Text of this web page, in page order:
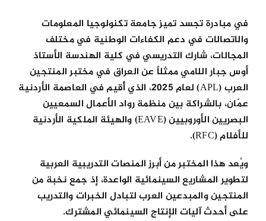
في مبادرة تجسد تميز جامعة تكنولوجيا المعلومات
والاتصالات في دعم الكفاءات الوطنية في مختلف
المجالات، شارك التدريسي في كلية الهندسة الأستاذ
أوس جبار اللامي ممثلاً عن العراق في مختبر المنتجين
العرب (APL) لعام 2025، الذي أُقيم في العاصمة الأردنية
عمّان، بالشراكة بين منظمة رواد الأعمال السمعيين
البصريين الأوروبيين (EAVE) والهيئة الملكية الأردنية
للأفلام (RFC).
ويُعد هذا المختبر من أبرز المنصات التدريبية العربية
لتطوير المشاريع السينمائية الواعدة، إذ جمع نخبة من
المنتجين والمبدعين العرب لتبادل الخبرات والتدريب
على أحدث آليات الإنتاج السينمائي المشترك.